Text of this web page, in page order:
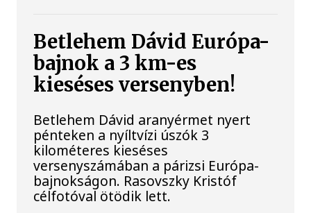
Betlehem Dávid Európa-
bajnok a 3 km-es
kieséses versenyben!
Betlehem Dávid aranyérmet nyert
pénteken a nyíltvízi úszók 3
kilométeres kieséses
versenyszámában a párizsi Európa-
bajnokságon. Rasovszky Kristóf
célfotóval ötödik lett.